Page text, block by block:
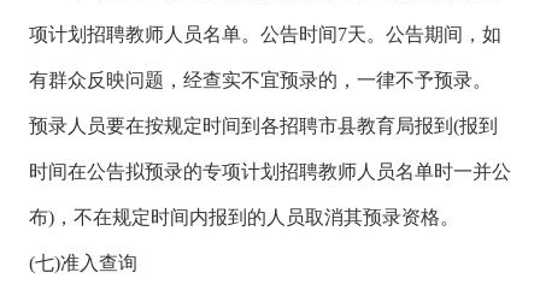
项计划招聘教师人员名单。公告时间7天。公告期间，如
有群众反映问题，经查实不宜预录的，一律不予预录。
预录人员要在按规定时间到各招聘市县教育局报到(报到
时间在公告拟预录的专项计划招聘教师人员名单时一并公
布)，不在规定时间内报到的人员取消其预录资格。
(七)准入查询